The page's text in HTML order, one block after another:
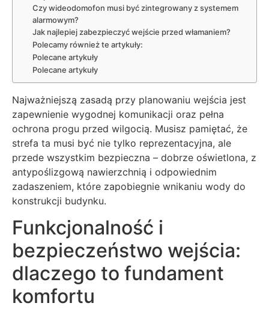
Czy wideodomofon musi być zintegrowany z systemem
alarmowym?
Jak najlepiej zabezpieczyć wejście przed włamaniem?
Polecamy również te artykuły:
Polecane artykuły
Polecane artykuły
Najważniejszą zasadą przy planowaniu wejścia jest
zapewnienie wygodnej komunikacji oraz pełna
ochrona progu przed wilgocią. Musisz pamiętać, że
strefa ta musi być nie tylko reprezentacyjna, ale
przede wszystkim bezpieczna – dobrze oświetlona, z
antypoślizgową nawierzchnią i odpowiednim
zadaszeniem, które zapobiegnie wnikaniu wody do
konstrukcji budynku.
Funkcjonalność i
bezpieczeństwo wejścia:
dlaczego to fundament
komfortu